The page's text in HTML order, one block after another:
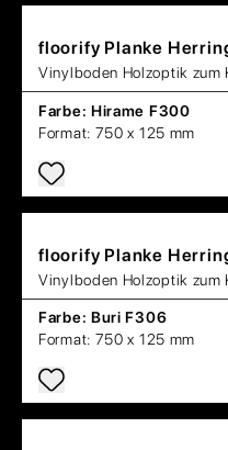
floorify Planke
Vinylboden Holzoptik zum
Farbe: Hirame F300
Format: 750 x 125 mm
floorify Planke
Vinylboden Holzoptik zum
Farbe: Buri F306
Format: 750 x 125 mm